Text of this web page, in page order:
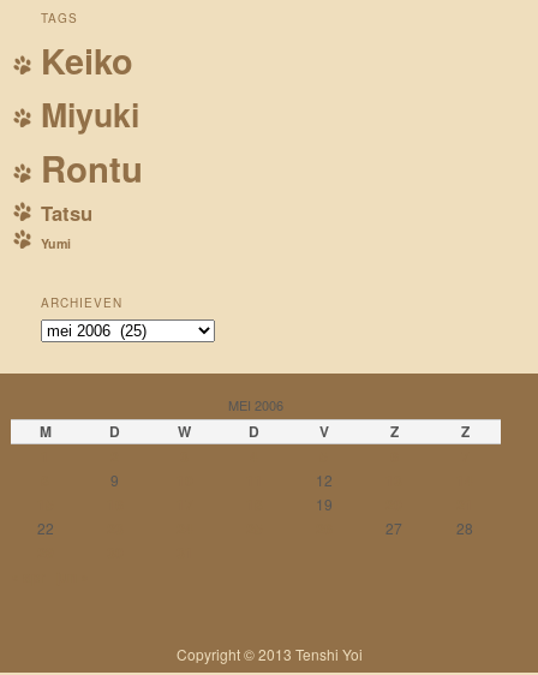
TAGS
Keiko
Miyuki
Rontu
Tatsu
Yumi
ARCHIEVEN
Archieven
MEI 2006
M D W D V Z
Z
9 12
19
22 27 28
Copyright © 2013 Tenshi Yoi